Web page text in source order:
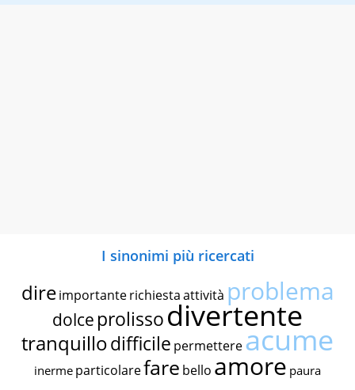
I sinonimi più ricercati
dire importante richiestaattività problema
dolce prolissodivertente
tranquillodifficile permettereacume
inerme particolarefare bello amore paura